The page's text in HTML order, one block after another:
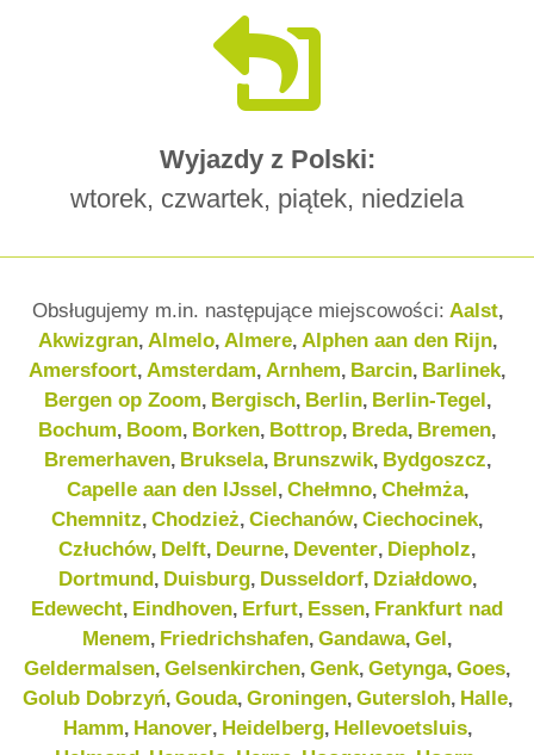
Wyjazdy z Polski:
wtorek, czwartek, piątek, niedziela
Obsługujemy m.in. następujące miejscowości: Aalst,
Akwizgran, Almelo, Almere, Alphen aan den Rijn,
Amersfoort, Amsterdam, Arnhem, Barcin, Barlinek,
Bergen op Zoom, Bergisch, Berlin, Berlin-Tegel,
Bochum, Boom, Borken, Bottrop, Breda, Bremen,
Bremerhaven, Bruksela, Brunszwik, Bydgoszcz,
Capelle aan den IJssel, Chełmno, Chełmża,
Chemnitz, Chodzież, Ciechanów, Ciechocinek,
Człuchów, Delft, Deurne, Deventer, Diepholz,
Dortmund, Duisburg, Dusseldorf, Działdowo,
Edewecht, Eindhoven, Erfurt, Essen, Frankfurt nad
Menem, Friedrichshafen, Gandawa, Gel,
Geldermalsen, Gelsenkirchen, Genk, Getynga, Goes,
Golub Dobrzyń, Gouda, Groningen, Gutersloh, Halle,
Hamm, Hanover, Heidelberg, Hellevoetsluis,